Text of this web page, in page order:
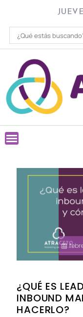
content
¿QUÉ ES
INBOUND
HACERLO?